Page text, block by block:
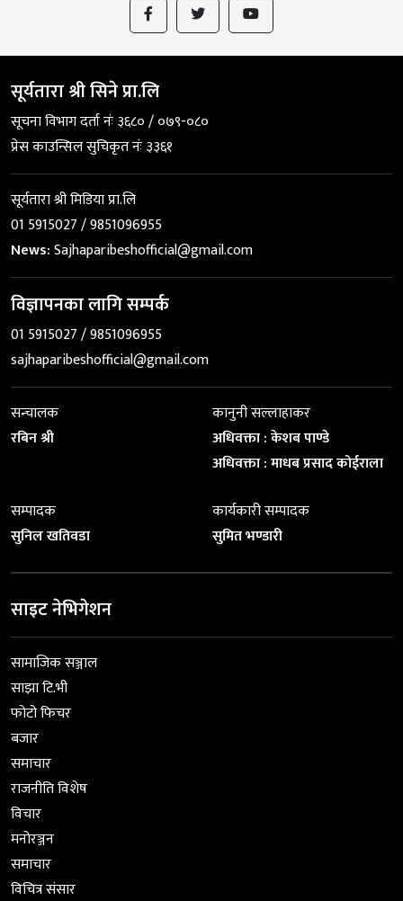
सूर्यतारा श्री सिने प्रा.लि
सूचना विभाग दर्ता नंः ३६८० / ०७९-०८०
प्रेस काउन्सिल सुचिकृत नंः ३३६१
सूर्यतारा श्री मिडिया प्रा.लि
01 5915027 / 9851096955
News:Sajhaparibeshofficial@gmail.com
विज्ञापनका लागि सम्पर्क
01 5915027 / 9851096955
sajhaparibeshofficial@gmail.com
सन्चालक
रबिन श्री
कानुनी सल्लाहाकर
अधिवक्ता : केशब पाण्डे
अधिवक्ता : माधब प्रसाद कोईराला
सम्पादक
सुनिल खतिवडा
कार्यकारी सम्पादक
सुमित भण्डारी
साइट नेभिगेशन
सामाजिक सञ्जाल
साझा टि.भी
फोटो फिचर
बजार
समाचार
राजनीति विशेष
विचार
मनोरञ्जन
समाचार
विचित्र संसार